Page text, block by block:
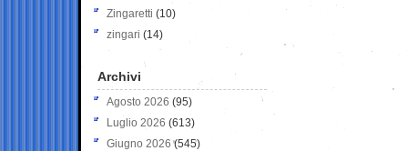
Zingaretti (10)
zingari (14)
Archivi
Agosto 2026 (95)
Luglio 2026 (613)
Giugno 2026 (545)